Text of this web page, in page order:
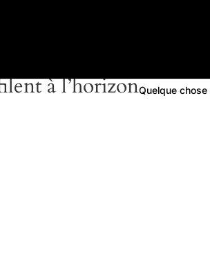
à l’horizonQuelque